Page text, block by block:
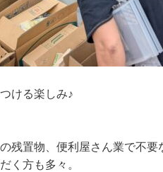
ける楽しみ♪
残置物、便利屋さん業で不
く方も多々。